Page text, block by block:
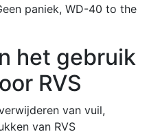
paniek, WD-40 to the
het gebruik
RVS
van vuil,
van RVS